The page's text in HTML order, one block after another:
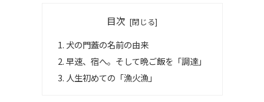
目次
犬の門蓋の名前の由来
早速、宿へ。そして晩ご飯を「調達」
人生初めての「漁火漁」